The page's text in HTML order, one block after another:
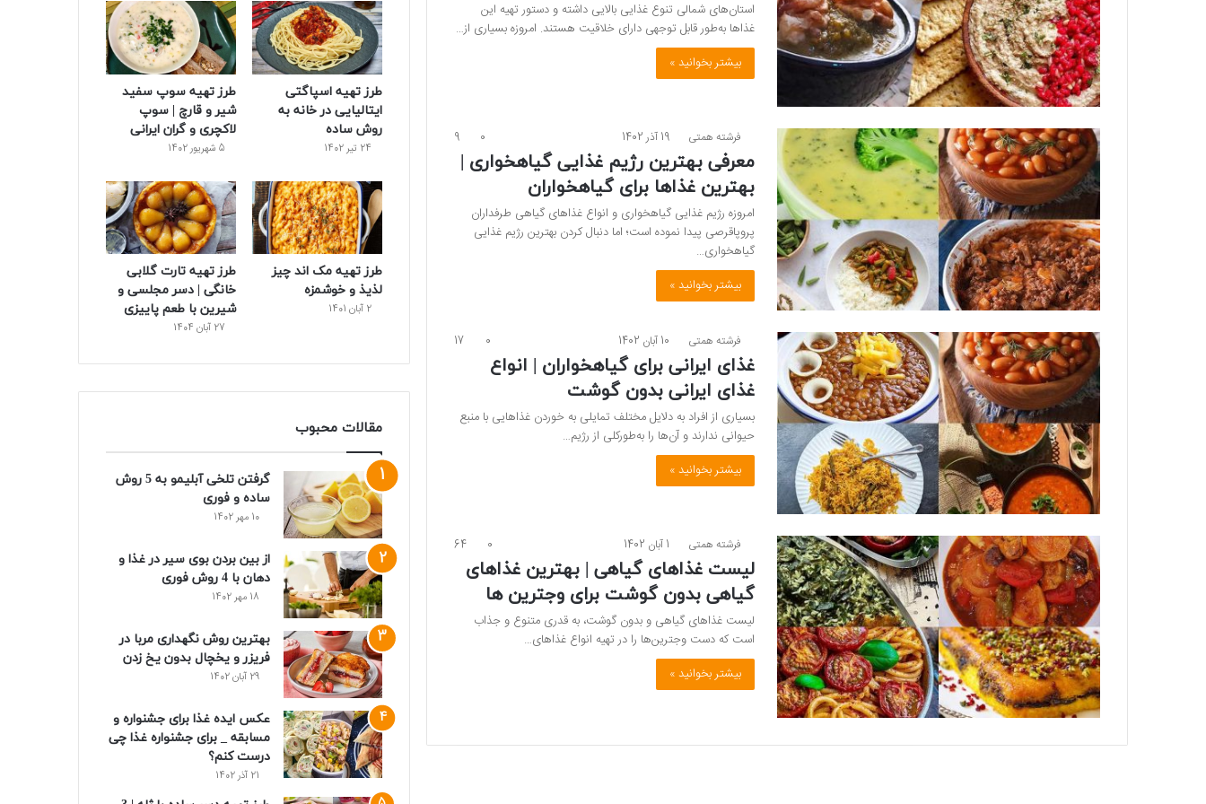
استان‌های شمالی تنوع غذایی بالایی داشته و دستور تهیه این
غذاها به‌طور قابل توجهی دارای خلاقیت هستند. امروزه بسیاری از…
بیشتر بخوانید »
فرشته همتی 19 آذر 1402 0
9
معرفی بهترین رژیم غذایی گیاهخواری |
بهترین غذاها برای گیاهخواران
امروزه رژیم غذایی گیاهخواری و انواع غذاهای گیاهی طرفداران
پروپاقرصی پیدا نموده است؛ اما دنبال کردن بهترین رژیم غذایی
گیاهخواری…
بیشتر بخوانید »
فرشته همتی 10 آبان 1402 0
17
غذای ایرانی برای گیاهخواران | انواع
غذای ایرانی بدون گوشت
بسیاری از افراد به دلایل مختلف تمایلی به خوردن غذاهایی با منبع
حیوانی ندارند و آن‌ها را به‌طورکلی از رژیم…
بیشتر بخوانید »
فرشته همتی 1 آبان 1402 0
64
لیست غذاهای گیاهی | بهترین غذاهای
گیاهی بدون گوشت برای وجترین ها
لیست غذاهای گیاهی و بدون گوشت، به قدری متنوع و جذاب
است که دست وجترین‌ها را در تهیه انواع غذاهای…
بیشتر بخوانید »
ک
ر
ی
س
ت
ب
س
طرز تهیه اسپاگتی
ایتالیایی در خانه به
روش ساده
24 تیر 1402
طرز تهیه سوپ سفید
شیر و قارچ | سوپ
لاکچری و گران ایرانی
5 شهریور 1402
طرز تهیه مک اند چیز
لذیذ و خوشمزه
2 آبان 1401
طرز تهیه تارت گلابی
خانگی | دسر مجلسی و
شیرین با طعم پاییزی
27 آبان 1404
مقالات محبوب
گرفتن تلخی آبلیمو به 5 روش
ساده و فوری
10 مهر 1402
از بین بردن بوی سیر در غذا و
دهان با 4 روش فوری
18 مهر 1402
بهترین روش نگهداری مربا در
فریزر و یخچال بدون یخ زدن
29 آبان 1402
عکس ایده غذا برای جشنواره و
مسابقه _ برای جشنواره غذا چی
درست کنم؟
21 آذر 1402